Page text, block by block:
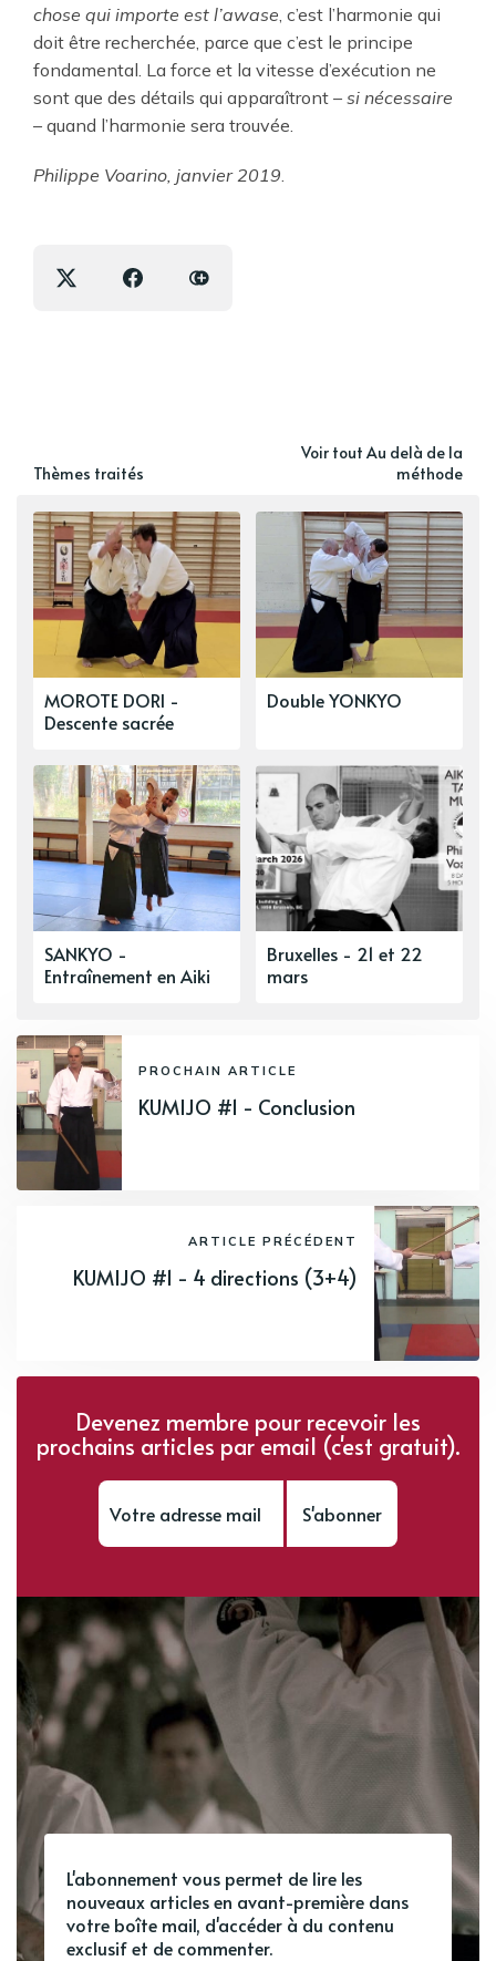
chose qui importe est l’awase , c’est l’harmonie qui
doit être recherchée, parce que c’est le principe
fondamental. La force et la vitesse d’exécution ne
sont que des détails qui apparaîtront – si nécessaire
– quand l’harmonie sera trouvée.
Philippe Voarino, janvier 2019
Thèmes traités
Voir tout Au delà de la
méthode
MOROTE DORI -
Descente sacrée
Double YONKYO
SANKYO -
Entraînement en Aiki
Bruxelles - 21 et 22
mars
PROCHAIN ARTICLE
KUMIJO #1 - Conclusion
ARTICLE PRÉCÉDENT
KUMIJO #1 - 4 directions (3+4)
Devenez membre pour recevoir les
prochains articles par email (c'est gratuit).
S'abonner
L'abonnement vous permet de lire les
nouveaux articles en avant-première dans
votre boîte mail, d'accéder à du contenu
exclusif et de commenter.